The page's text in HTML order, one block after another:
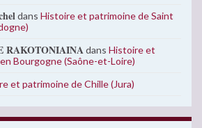
dans Histoire et patrimoine de Saint
RAKOTONIAINAdans Histoire et
Bourgogne (Saône-et-Loire)
et patrimoine de Chille (Jura)